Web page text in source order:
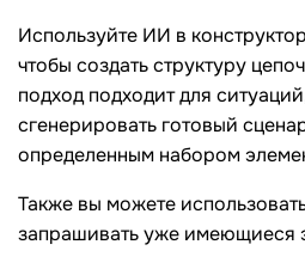
Используйте ИИ в
чтобы создать структуру
подход подходит для
сгенерировать готовый
определенным набором
Также вы можете
запрашивать уже имеющиеся